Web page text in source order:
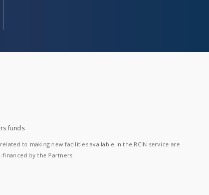
funds
to making new facilities available in the RCIN service are
financed by the Partners.